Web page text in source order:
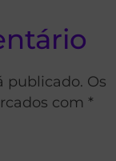
publicado. Os
com *